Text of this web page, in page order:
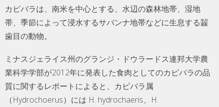
カピバラは、南米を中心とする、水辺の森林地帯、湿地
帯、季節によって浸水するサバンナ地帯などに生息する齧
歯目の動物。
ミナスジェライス州のグランジ・ドウラードス連邦大学農
業科学学部が2012年に発表した食肉としてのカピバラの品
質に関するレポートによると、カピバラ属
（Hydrochoerus）には H. hydrochaeris、H.